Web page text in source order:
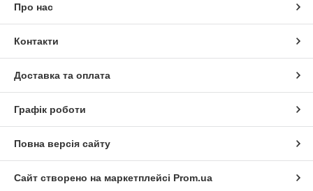
Про нас
Контакти
Доставка та оплата
Графік роботи
Повна версія сайту
Сайт створено на маркетплейсі Prom.ua